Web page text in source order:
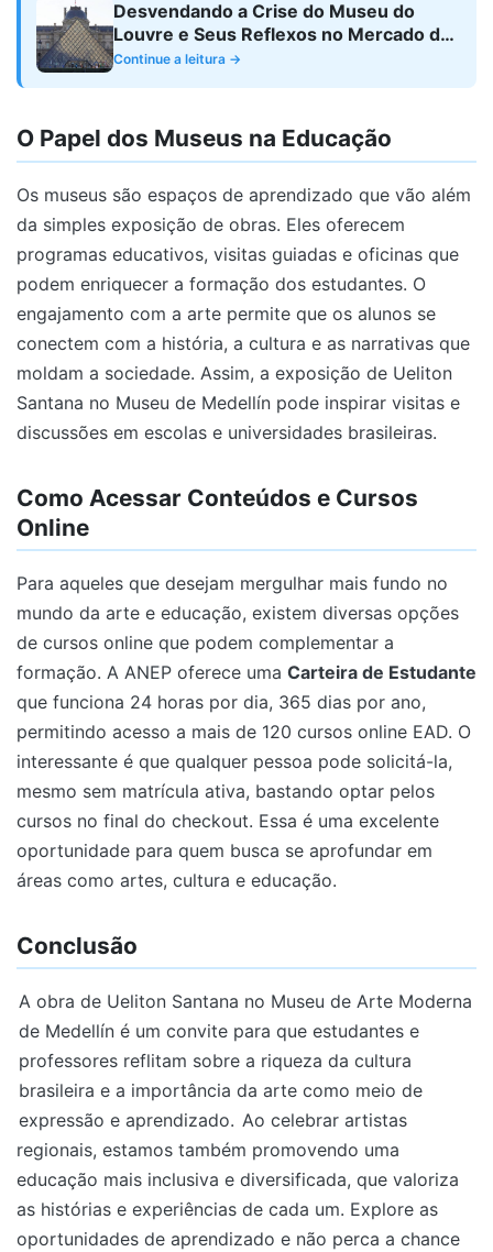
Desvendando a Crise do Museu do
Louvre e Seus Reflexos no Mercado da
Arte
Continue a leitura →
O Papel dos Museus na Educação
Os museus são espaços de aprendizado que vão além
da simples exposição de obras. Eles oferecem
programas educativos, visitas guiadas e oficinas que
podem enriquecer a formação dos estudantes. O
engajamento com a arte permite que os alunos se
conectem com a história, a cultura e as narrativas que
moldam a sociedade. Assim, a exposição de Ueliton
Santana no Museu de Medellín pode inspirar visitas e
discussões em escolas e universidades brasileiras.
Como Acessar Conteúdos e Cursos
Online
Para aqueles que desejam mergulhar mais fundo no
mundo da arte e educação, existem diversas opções
de cursos online que podem complementar a
formação. A ANEP oferece uma Carteira de Estudante
que funciona 24 horas por dia, 365 dias por ano,
permitindo acesso a mais de 120 cursos online EAD. O
interessante é que qualquer pessoa pode solicitá-la,
mesmo sem matrícula ativa, bastando optar pelos
cursos no final do checkout. Essa é uma excelente
oportunidade para quem busca se aprofundar em
áreas como artes, cultura e educação.
Conclusão
A obra de Ueliton Santana no Museu de Arte Moderna
de Medellín é um convite para que estudantes e
professores reflitam sobre a riqueza da cultura
brasileira e a importância da arte como meio de
expressão e aprendizado. Ao celebrar artistas
regionais, estamos também promovendo uma
educação mais inclusiva e diversificada, que valoriza
as histórias e experiências de cada um. Explore as
oportunidades de aprendizado e não perca a chance